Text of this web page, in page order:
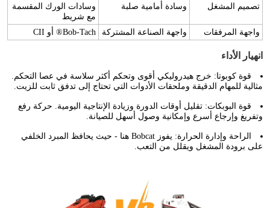
تصميم المشغل وسادة أمامية صلبة
وسادات الورك المقسمة
مع شريط
واجهة المرفقات
واجهة الصناعة المشتركة Bob-Tach® أو CII
انهيار الأداء
قوة كوبوتا: خرج هيدروليكي أقوى وتحكم أكثر سلاسة في عصا التحكم.
مثالية للمهام الدقيقة وملحقات الأدوات التي تحتاج إلى تدفق ثابت للزيت.
قوة البوبكات: تقليل أوقات الدورة وزيادة الإنتاجية اليومية. حركة رفع
وتفريغ وإرجاع أسرع وإمكانية وصول أسهل للصيانة.
الراحة وإدارة الحرارة:
يفوز Bobcat هنا - حيث يحافظ المبرد الخلفي
على برودة المشغل ويقلل من التعب.